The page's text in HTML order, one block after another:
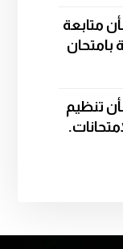
متابعة
بامتحان
تنظيم